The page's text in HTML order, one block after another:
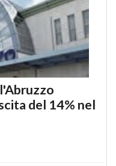
del 14% nel